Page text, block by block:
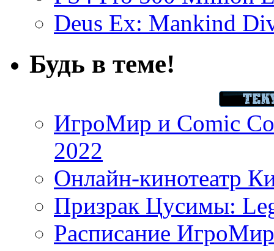
Deus Ex: Mankind
Будь в теме!
ИгроМир и Comic
2022
Онлайн-кинотеатр
Призрак Цусимы:
Расписание